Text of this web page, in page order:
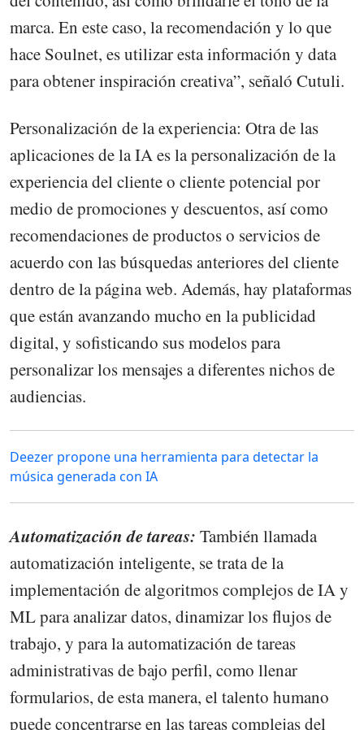
marca. En este caso, la recomendación y lo que
hace Soulnet, es utilizar esta información y data
para obtener inspiración creativa”, señaló Cutuli.
Personalización de la experiencia: Otra de las
aplicaciones de la IA es la personalización de la
experiencia del cliente o cliente potencial por
medio de promociones y descuentos, así como
recomendaciones de productos o servicios de
acuerdo con las búsquedas anteriores del cliente
dentro de la página web. Además, hay plataformas
que están avanzando mucho en la publicidad
digital, y sofisticando sus modelos para
personalizar los mensajes a diferentes nichos de
audiencias.
Deezer propone una herramienta para detectar la
música generada con IA
Automatización de tareas: También llamada
automatización inteligente, se trata de la
implementación de algoritmos complejos de IA y
ML para analizar datos, dinamizar los flujos de
trabajo, y para la automatización de tareas
administrativas de bajo perfil, como llenar
formularios, de esta manera, el talento humano
puede concentrarse en las tareas complejas del